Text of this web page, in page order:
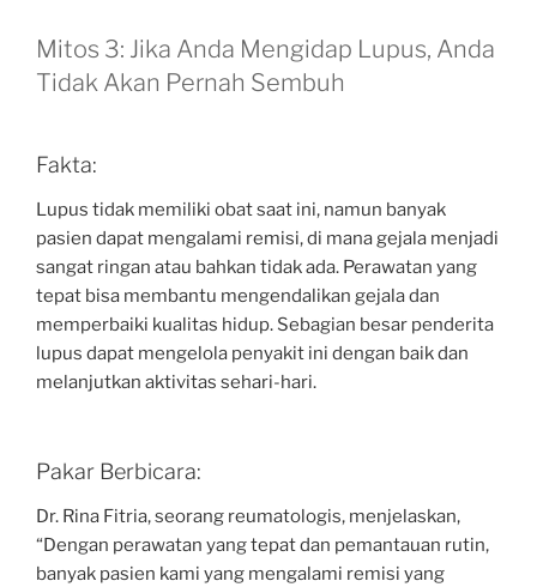
Mitos 3: Jika Anda Mengidap Lupus, Anda
Tidak Akan Pernah Sembuh
Fakta:
Lupus tidak memiliki obat saat ini, namun banyak
pasien dapat mengalami remisi, di mana gejala menjadi
sangat ringan atau bahkan tidak ada. Perawatan yang
tepat bisa membantu mengendalikan gejala dan
memperbaiki kualitas hidup. Sebagian besar penderita
lupus dapat mengelola penyakit ini dengan baik dan
melanjutkan aktivitas sehari-hari.
Pakar Berbicara:
Dr. Rina Fitria, seorang reumatologis, menjelaskan,
“Dengan perawatan yang tepat dan pemantauan rutin,
banyak pasien kami yang mengalami remisi yang